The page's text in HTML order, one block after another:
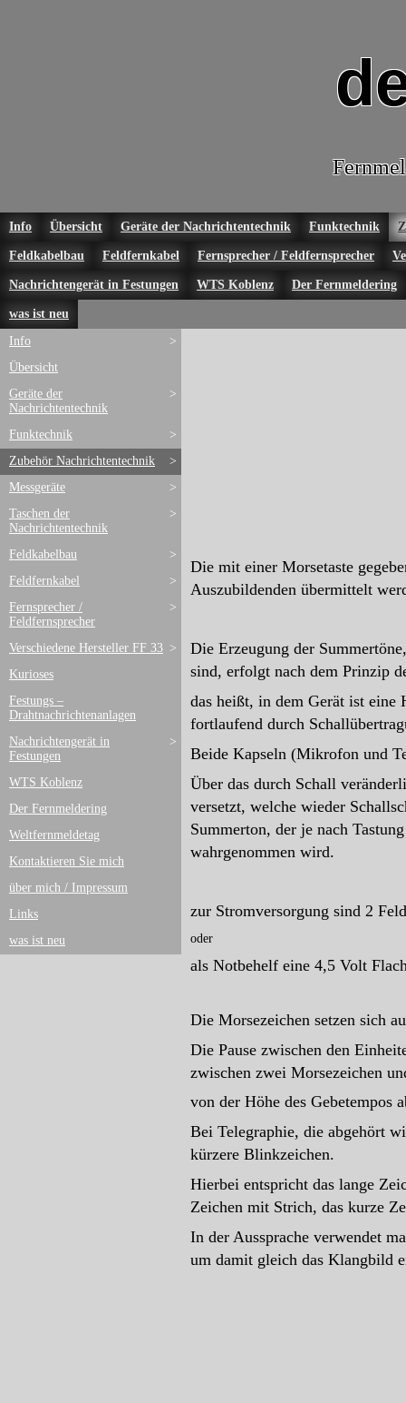
Info Übersicht Geräte der Nachrichtentechnik Funktechnik
Feldkabelbau Feldfernkabel Fernsprecher / Feldfernsprecher
Nachrichtengerät in Festungen WTS Koblenz Der Fernmeldering
was ist neu
>
Info
Übersicht
>
Geräte der
Nachrichtentechnik
>
Funktechnik
>
Zubehör Nachrichtentechnik
>
Messgeräte
>
Taschen der
Nachrichtentechnik
>
Feldkabelbau
>
Feldfernkabel
>
Fernsprecher /
Feldfernsprecher
>
Verschiedene Hersteller FF 33
Kurioses
Festungs –
Drahtnachrichtenanlagen
>
Nachrichtengerät in
Festungen
WTS Koblenz
Der Fernmeldering
Weltfernmeldetag
Kontaktieren Sie mich
über mich / Impressum
Links
was ist neu
Die mit einer Morsetaste
Auszubildenden übermittelt
Die Erzeugung der
sind, erfolgt nach dem Prinzip
das heißt, in dem Gerät ist eine
fortlaufend durch
Beide Kapseln (Mikrofon und
Über das durch Schall
versetzt, welche wieder
Summerton, der je nach
wahrgenommen wird.
zur Stromversorgung sind 2
oder
als Notbehelf eine 4,5 Volt
Die Morsezeichen setzen sich
Die Pause zwischen den
zwischen zwei Morsezeichen
von der Höhe des Gebetempos
Bei Telegraphie, die abgehört
kürzere Blinkzeichen.
Hierbei entspricht das lange
Zeichen mit Strich, das kurze
In der Aussprache verwendet
um damit gleich das Klangbild